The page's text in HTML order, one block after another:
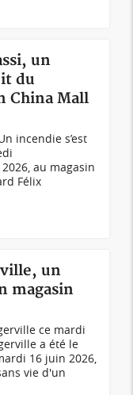
un
du
China Mall
incendie s’est
au magasin
Félix
un
magasin
ce mardi
a été le
16 juin 2026,
vie d'un